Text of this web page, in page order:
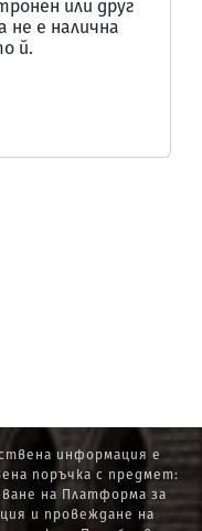
или друг
е налична
й.
информация е
поръчка с предмет:
на Платформа за
и провеждане на